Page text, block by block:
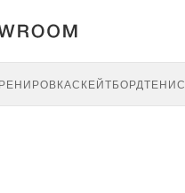
СКЕЙТБОРДТЕНИС